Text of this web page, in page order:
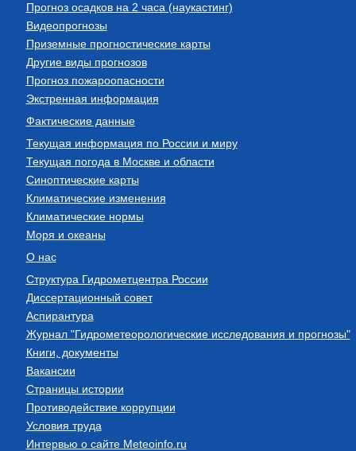
Прогноз осадков на 2 часа (наукастинг)
Видеопрогнозы
Приземные прогностические карты
Другие виды прогнозов
Прогноз пожароопасности
Экстренная информация
Фактические данные
Текущая информация по России и миру
Текущая погода в Москве и области
Синоптические карты
Климатические изменения
Климатические нормы
Моря и океаны
О нас
Структура Гидрометцентра России
Диссертационный совет
Аспирантура
Журнал "Гидрометеорологические исследования и прогнозы"
Книги, документы
Вакансии
Страницы истории
Противодействие коррупции
Условия труда
Интервью о сайте Meteoinfo.ru